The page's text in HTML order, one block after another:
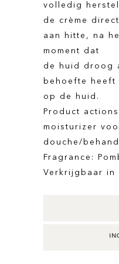
volledig
de crème
aan hitte, na
moment dat
de huid droog
behoefte heeft
op de huid.
Product
moisturizer
douche/
Fragrance:
Verkrijgbaar in